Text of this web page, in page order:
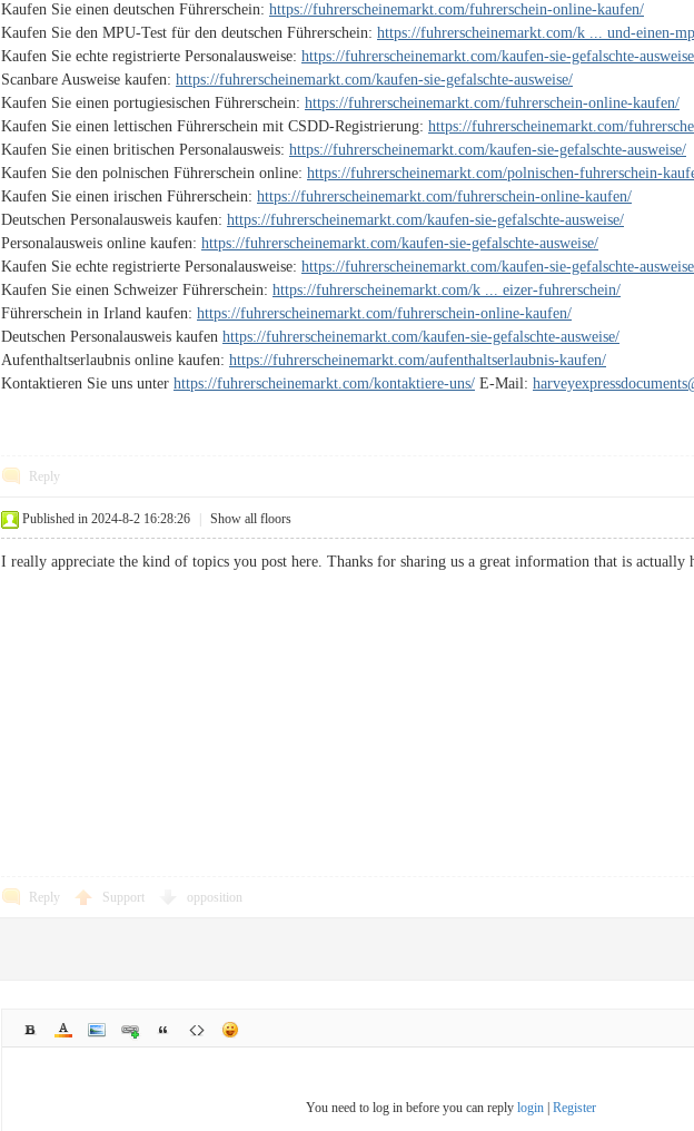
Kaufen Sie einen deutschen Führerschein: https://fuhrerscheinemarkt.com/fuhrerschein-online-kaufen/
Kaufen Sie den MPU-Test für den deutschen Führerschein: https://fuhrerscheinemarkt.com/k ... und-einen-
Kaufen Sie echte registrierte Personalausweise: https://fuhrerscheinemarkt.com/kaufen-sie-gefalschte-
Scanbare Ausweise kaufen: https://fuhrerscheinemarkt.com/kaufen-sie-gefalschte-ausweise/
Kaufen Sie einen portugiesischen Führerschein: https://fuhrerscheinemarkt.com/fuhrerschein-online-kaufen/
Kaufen Sie einen lettischen Führerschein mit CSDD-Registrierung: https://fuhrerscheinemarkt.com/
Kaufen Sie einen britischen Personalausweis: https://fuhrerscheinemarkt.com/kaufen-sie-gefalschte-ausweise/
Kaufen Sie den polnischen Führerschein online: https://fuhrerscheinemarkt.com/polnischen-fuhrerschein-
Kaufen Sie einen irischen Führerschein: https://fuhrerscheinemarkt.com/fuhrerschein-online-kaufen/
Deutschen Personalausweis kaufen: https://fuhrerscheinemarkt.com/kaufen-sie-gefalschte-ausweise/
Personalausweis online kaufen: https://fuhrerscheinemarkt.com/kaufen-sie-gefalschte-ausweise/
Kaufen Sie echte registrierte Personalausweise: https://fuhrerscheinemarkt.com/kaufen-sie-gefalschte-
Kaufen Sie einen Schweizer Führerschein: https://fuhrerscheinemarkt.com/k ... eizer-fuhrerschein/
Führerschein in Irland kaufen: https://fuhrerscheinemarkt.com/fuhrerschein-online-kaufen/
Deutschen Personalausweis kaufen https://fuhrerscheinemarkt.com/kaufen-sie-gefalschte-ausweise/
Aufenthaltserlaubnis online kaufen: https://fuhrerscheinemarkt.com/aufenthaltserlaubnis-kaufen/
Kontaktieren Sie uns unter https://fuhrerscheinemarkt.com/kontaktiere-uns/ E-Mail:
Reply
Published in 2024-8-2 16:28:26 Show all floors
I really appreciate the kind of topics you post here. Thanks for sharing us a great information that is
Reply Support opposition
You need to log in before you can reply login| Register